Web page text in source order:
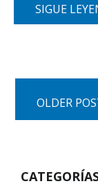
SIGUE
OLDER